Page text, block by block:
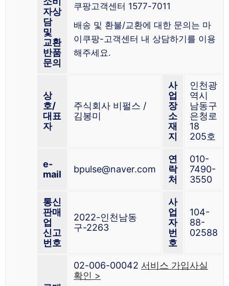
자상
담
및
교환
반품
문의
쿠팡고객센터 1577-7011
배송 및 환불/교환에 대한 문의는 마
이쿠팡-고객센터 내 상담하기를 이용
해주세요.
상
호/
대표
자
주식회사 비펄스 /
김봉미
사
업
장
소
재
지
인천광
역시
남동구
은청로
18
205호
e-
mail
bpulse@naver.com
연
락
처
010-
7490-
3550
통신
판매
업
신고
번호
2022-인천남동
구-2263
사
업
자
번
호
104-
88-
02588
02-006-00042 서비스 가입사실
확인 >